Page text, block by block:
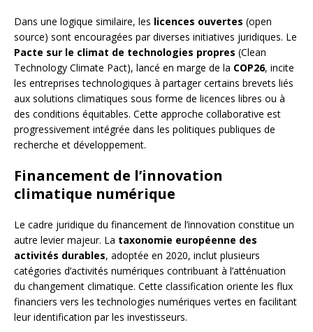
Dans une logique similaire, les licences ouvertes (open
source) sont encouragées par diverses initiatives juridiques. Le
Pacte sur le climat de technologies propres (Clean
Technology Climate Pact), lancé en marge de la COP26, incite
les entreprises technologiques à partager certains brevets liés
aux solutions climatiques sous forme de licences libres ou à
des conditions équitables. Cette approche collaborative est
progressivement intégrée dans les politiques publiques de
recherche et développement.
Financement de l’innovation
climatique numérique
Le cadre juridique du financement de l’innovation constitue un
autre levier majeur. La taxonomie européenne des
activités durables, adoptée en 2020, inclut plusieurs
catégories d’activités numériques contribuant à l’atténuation
du changement climatique. Cette classification oriente les flux
financiers vers les technologies numériques vertes en facilitant
leur identification par les investisseurs.